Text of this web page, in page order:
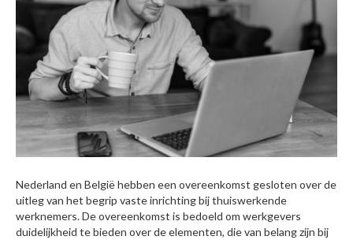
Nederland en België hebben een overeenkomst gesloten over de
uitleg van het begrip vaste inrichting bij thuiswerkende
werknemers. De overeenkomst is bedoeld om werkgevers
duidelijkheid te bieden over de elementen, die van belang zijn bij